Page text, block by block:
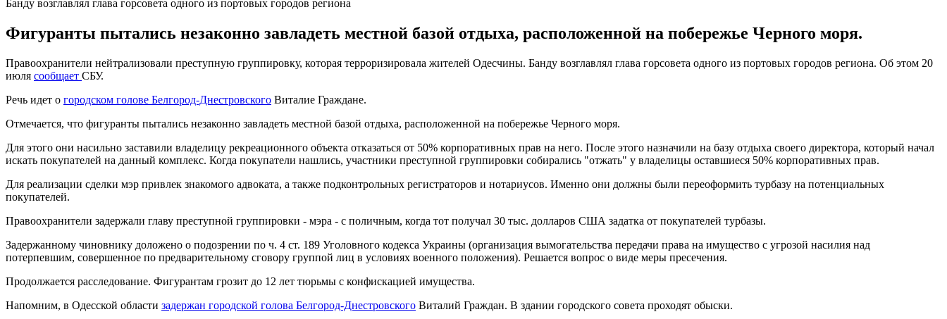
Банду возглавлял глава горсовета одного из портовых городов региона
Фигуранты пытались незаконно завладеть местной базой отдыха, расположенной на побережье Черного моря.
Правоохранители нейтрализовали преступную группировку, которая терроризировала жителей Одесчины. Банду возглавлял глава горсовета одного из портовых городов региона. Об этом 20
июля сообщает СБУ.
Речь идет о городском голове Белгород-Днестровского Виталие Граждане.
Отмечается, что фигуранты пытались незаконно завладеть местной базой отдыха, расположенной на побережье Черного моря.
Для этого они насильно заставили владелицу рекреационного объекта отказаться от 50% корпоративных прав на него. После этого назначили на базу отдыха своего директора, который начал
искать покупателей на данный комплекс. Когда покупатели нашлись, участники преступной группировки собирались "отжать" у владелицы оставшиеся 50% корпоративных прав.
Для реализации сделки мэр привлек знакомого адвоката, а также подконтрольных регистраторов и нотариусов. Именно они должны были переоформить турбазу на потенциальных
покупателей.
Правоохранители задержали главу преступной группировки - мэра - с поличным, когда тот получал 30 тыс. долларов США задатка от покупателей турбазы.
Задержанному чиновнику доложено о подозрении по ч. 4 ст. 189 Уголовного кодекса Украины (организация вымогательства передачи права на имущество с угрозой насилия над
потерпевшим, совершенное по предварительному сговору группой лиц в условиях военного положения). Решается вопрос о виде меры пресечения.
Продолжается расследование. Фигурантам грозит до 12 лет тюрьмы с конфискацией имущества.
Напомним, в Одесской области задержан городской голова Белгород-Днестровского Виталий Граждан. В здании городского совета проходят обыски.